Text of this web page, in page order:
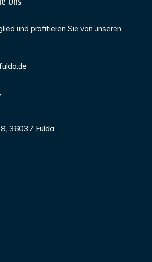
und profitieren Sie von unseren
36037 Fulda